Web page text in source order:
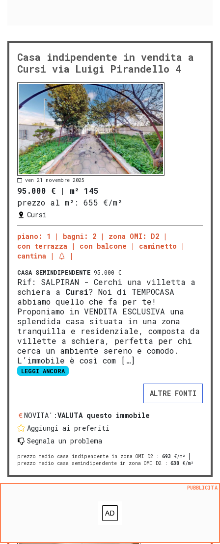
Casa indipendente in vendita a
Cursi via Luigi Pirandello 4
ven 21 novembre 2025
95.000 € | m² 145
prezzo al m²:
655 €/m²
Cursi
piano: 1 bagni: 2
zona OMI: D2
con terrazza
con balcone
caminetto
cantina
CASA SEMINDIPENDENTE 95.000 €
Rif: SALPIRAN - Cerchi una villetta a
schiera a Cursi? Noi di TEMPOCASA
abbiamo quello che fa per te!
Proponiamo in VENDITA ESCLUSIVA una
splendida casa situata in una zona
tranquilla e residenziale, composta da
villette a schiera, perfetta per chi
cerca un ambiente sereno e comodo.
L’immobile è così com […]
LEGGI ANCORA
ALTRE FONTI
NOVITA':VALUTA questo immobile
Aggiungi ai preferiti
Segnala un problema
prezzo medio casa indipendente in zona OMI D2 : 693 €/m²
prezzo medio casa semindipendente in zona OMI D2 : 638 €/m²
Appartamento in vendita a Cursi
PUBBLICITÀ